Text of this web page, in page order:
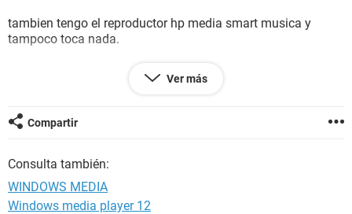
tambien tengo el reproductor hp media smart musica y
tampoco toca nada.
P.D. Expliquenmelo con manzanitas, soy una completa
Ver más
Compartir
Consulta también:
WINDOWS MEDIA
Windows media player 12